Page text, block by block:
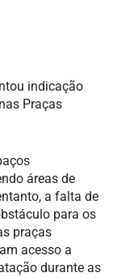
indicação
Praças
áreas de
a falta de
para os
praças
acesso a
durante as